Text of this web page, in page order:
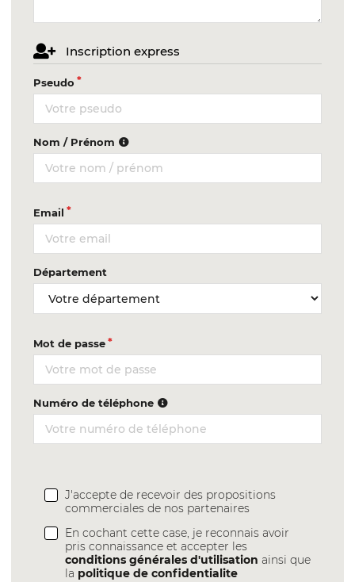
Inscription express
Pseudo
Nom / Prénom
Email
Département
Mot de passe
Numéro de téléphone
J'accepte de recevoir des propositions
commerciales de nos partenaires
En cochant cette case, je reconnais avoir
pris connaissance et accepter les
conditions générales d'utilisation ainsi que
la politique de confidentialite